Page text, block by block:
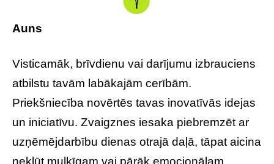
Auns
Visticamāk, brīvdienu vai darījumu izbrauciens
atbilstu tavām labākajām cerībām.
Priekšniecība novērtēs tavas inovatīvās idejas
un iniciatīvu. Zvaigznes iesaka piebremzēt ar
uzņēmējdarbību dienas otrajā daļā, tāpat aicina
nekļūt muļķīgam vai pārāk emocionālam